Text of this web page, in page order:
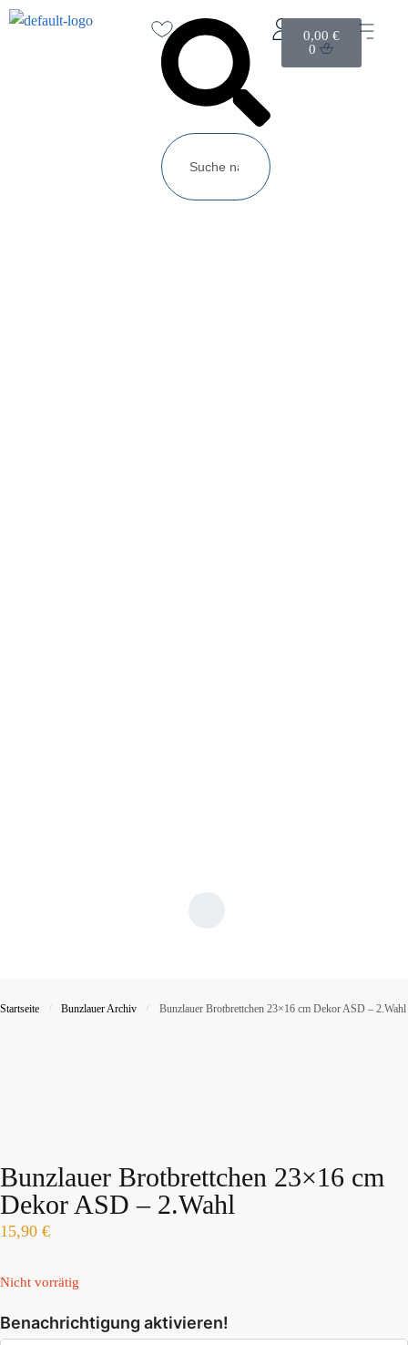
0,00 €
0
Startseite / Bunzlauer Archiv / Bunzlauer Brotbrettchen 23×16 cm Dekor ASD – 2.Wahl
Bunzlauer Brotbrettchen 23×16 cm
Dekor ASD – 2.Wahl
15,90 €
Nicht vorrätig
Benachrichtigung aktivieren!